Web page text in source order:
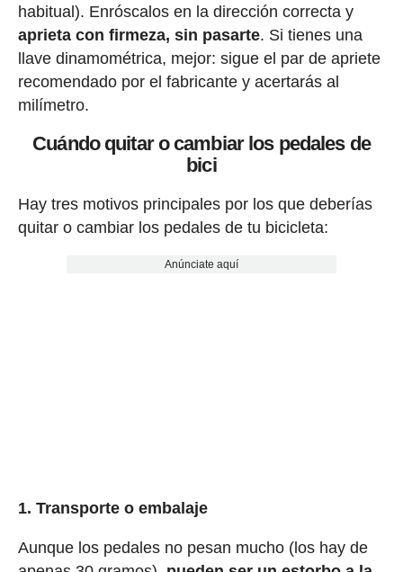
habitual). Enróscalos en la dirección correcta y
aprieta con firmeza, sin pasarte. Si tienes una
llave dinamométrica, mejor: sigue el par de apriete
recomendado por el fabricante y acertarás al
milímetro.
Cuándo quitar o cambiar los pedales de
bici
Hay tres motivos principales por los que deberías
quitar o cambiar los pedales de tu bicicleta:
Anúnciate aquí
1. Transporte o embalaje
Aunque los pedales no pesan mucho (los hay de